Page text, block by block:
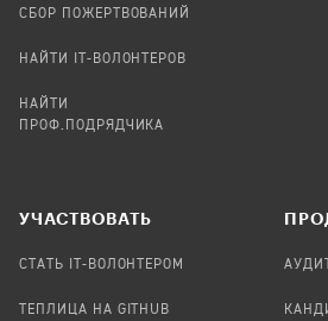
СБОР ПОЖЕРТВОВАНИЙ
НАЙТИ IT-ВОЛОНТЕРОВ
НАЙТИ
ПРОФ.ПОДРЯДЧИКА
УЧАСТВОВАТЬ
СТАТЬ IT-ВОЛОНТЕРОМ
ТЕПЛИЦА НА GITHUB